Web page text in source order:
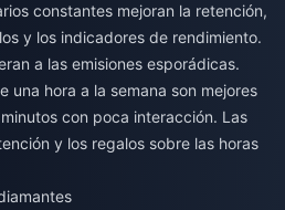
constantes mejoran la retención,
y los indicadores de rendimiento.
a las emisiones esporádicas.
una hora a la semana son mejores
con poca interacción. Las
y los regalos sobre las horas